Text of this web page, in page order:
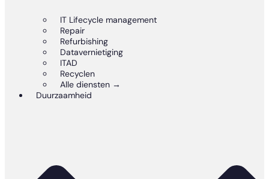
IT Lifecycle management
Repair
Refurbishing
Datavernietiging
ITAD
Recyclen
Alle diensten →
Duurzaamheid